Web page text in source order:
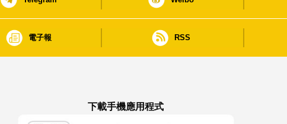
電子報 RSS
下載手機應用程式